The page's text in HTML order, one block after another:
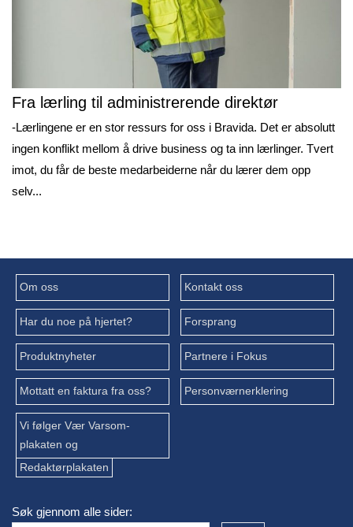
Fra lærling til administrerende direktør
-Lærlingene er en stor ressurs for oss i Bravida. Det er absolutt
ingen konflikt mellom å drive business og ta inn lærlinger. Tvert
imot, du får de beste medarbeiderne når du lærer dem opp
selv...
Om oss Kontakt oss
Har du noe på hjertet? Forsprang
Produktnyheter Partnere i Fokus
Mottatt en faktura fra oss? Personværnerklering
Vi følger Vær Varsom-
plakaten og
Redaktørplakaten
Søk gjennom alle sider: